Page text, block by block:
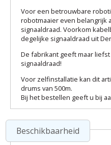
Voor een betrouwbare
robotmaaier even belangrijk
signaaldraad. Voorkom
degelijke signaaldraad uit
De fabrikant geeft maar liefst
signaaldraad!
Voor zelfinstallatie kan dit
drums van 500m.
Bij het bestellen geeft u bij
Beschikbaarheid